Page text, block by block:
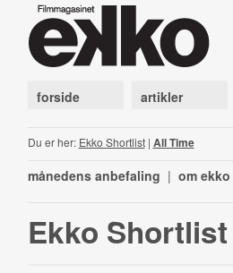
forside artikler
Du er her: Ekko Shortlist| All Time
månedens anbefaling | om
Ekko Shortlist